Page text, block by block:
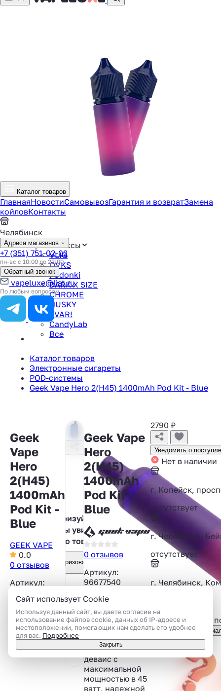
Аромамиксы
VLIQ
QVKS
Podonki
DARK X SIZE
CHROME
HUSKY
TVAR!
CandyLab
Все
Каталог товаров
ГлавнаяНовостиСамовывозГарантия и возвратЗамена
койловКонтакты
Челябинск
Адреса магазинов
+7 (351) 751-02-02
пн-вс с 10:00 до 22:00
Обратный звонок
vapeluxe@list.ru
По любым вопросам
Каталог товаров
Электронные сигареты
POD-системы
Geek Vape Hero 2(H45) 1400mAh Pod Kit - Blue
Geek
Vape
Hero
2(H45)
1400mAh
Pod Kit -
Blue
GEEK VAPE
0.0
0 отзывов
Артикул:
Авторизуйтесь,
чтобы увидеть
фото товара
Авторизоваться
Geek Vape
Hero
2(H45)
1400mAh
Pod Kit -
Blue
0 отзывов
Артикул:
96677540
Компания
Geekvape
выпустила H45
(Aegis Hero 2)
Pod Mod. Это
эргономичный
девайс с
максимальной
мощностью в 45
ватт, надежной
2790 ₽
Уведомить о
Нет в наличии
г. Копейск,
отсутствует
г. Челябинск,
отсутствует
г. Челябинск,
Показать все
Подсказать или
Консультация
Сайт использует Cookie
Используя данный сайт, вы даете согласие на
использование файлов cookie, данных об IP-адресе и
местоположении, помогающих нам сделать его удобнее
для вас. Подробнее
Закрыть